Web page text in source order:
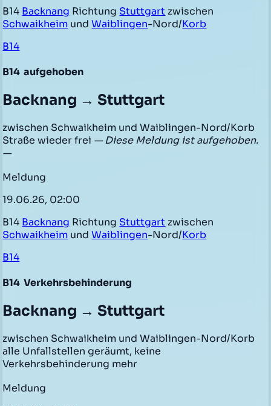
B14 Backnang Richtung Stuttgart zwischen
Schwaikheim undWaiblingen-Nord/Korb
B14
B14 aufgehoben
Backnang → Stuttgart
zwischen Schwaikheim und Waiblingen-Nord/Korb
Straße wieder frei — Diese Meldung ist aufgehoben.
—
Meldung
19.06.26, 02:00
B14 Backnang Richtung Stuttgart zwischen
Schwaikheim undWaiblingen-Nord/Korb
B14
B14 Verkehrsbehinderung
Backnang → Stuttgart
zwischen Schwaikheim und Waiblingen-Nord/Korb
alle Unfallstellen geräumt, keine
Verkehrsbehinderung mehr
Meldung